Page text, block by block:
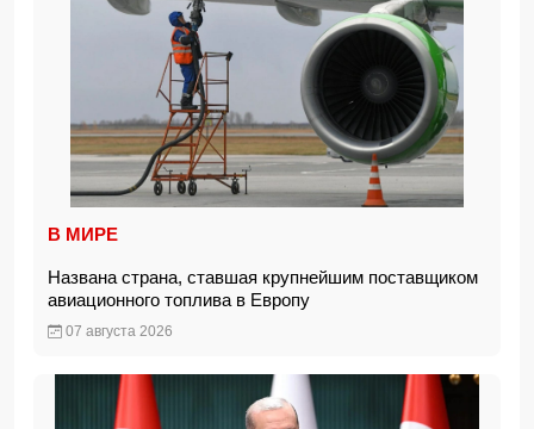
В МИРЕ
Названа страна, ставшая крупнейшим поставщиком
авиационного топлива в Европу
07 августа 2026